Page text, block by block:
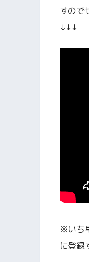
すので
↓↓↓
※いち
に登録